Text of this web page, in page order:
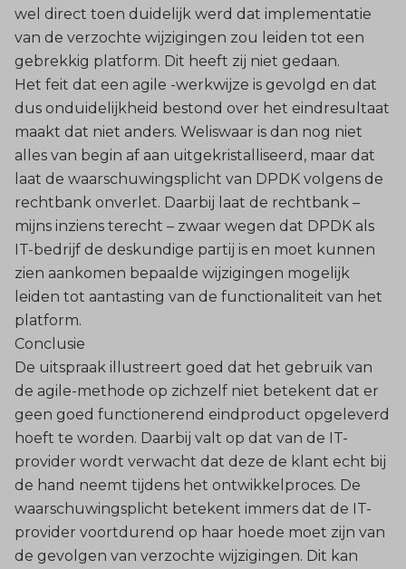
wel direct toen duidelijk werd dat implementatie
van de verzochte wijzigingen zou leiden tot een
gebrekkig platform. Dit heeft zij niet gedaan.
Het feit dat een agile -werkwijze is gevolgd en dat
dus onduidelijkheid bestond over het eindresultaat
maakt dat niet anders. Weliswaar is dan nog niet
alles van begin af aan uitgekristalliseerd, maar dat
laat de waarschuwingsplicht van DPDK volgens de
rechtbank onverlet. Daarbij laat de rechtbank –
mijns inziens terecht – zwaar wegen dat DPDK als
IT-bedrijf de deskundige partij is en moet kunnen
zien aankomen bepaalde wijzigingen mogelijk
leiden tot aantasting van de functionaliteit van het
platform.
Conclusie
De uitspraak illustreert goed dat het gebruik van
de agile-methode op zichzelf niet betekent dat er
geen goed functionerend eindproduct opgeleverd
hoeft te worden. Daarbij valt op dat van de IT-
provider wordt verwacht dat deze de klant echt bij
de hand neemt tijdens het ontwikkelproces. De
waarschuwingsplicht betekent immers dat de IT-
provider voortdurend op haar hoede moet zijn van
de gevolgen van verzochte wijzigingen. Dit kan